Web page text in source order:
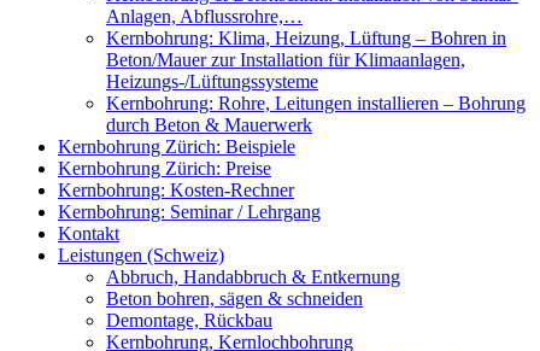
Anlagen, Abflussrohre,…
Kernbohrung: Klima, Heizung, Lüftung – Bohren in
Beton/Mauer zur Installation für Klimaanlagen,
Heizungs-/Lüftungssysteme
Kernbohrung: Rohre, Leitungen installieren – Bohrung
durch Beton & Mauerwerk
Kernbohrung Zürich: Beispiele
Kernbohrung Zürich: Preise
Kernbohrung: Kosten-Rechner
Kernbohrung: Seminar / Lehrgang
Kontakt
Leistungen (Schweiz)
Abbruch, Handabbruch & Entkernung
Beton bohren, sägen & schneiden
Demontage, Rückbau
Kernbohrung, Kernlochbohrung